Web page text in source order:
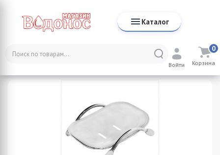
Каталог
Войти Корзина
0
Каталог Мыльницы